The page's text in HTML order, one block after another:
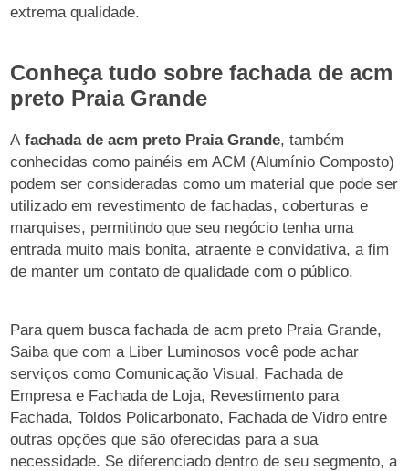
extrema qualidade.
Conheça tudo sobre fachada de acm
preto Praia Grande
A fachada de acm preto Praia Grande, também
conhecidas como painéis em ACM (Alumínio Composto)
podem ser consideradas como um material que pode ser
utilizado em revestimento de fachadas, coberturas e
marquises, permitindo que seu negócio tenha uma
entrada muito mais bonita, atraente e convidativa, a fim
de manter um contato de qualidade com o público.
Para quem busca fachada de acm preto Praia Grande,
Saiba que com a Liber Luminosos você pode achar
serviços como Comunicação Visual, Fachada de
Empresa e Fachada de Loja, Revestimento para
Fachada, Toldos Policarbonato, Fachada de Vidro entre
outras opções que são oferecidas para a sua
necessidade. Se diferenciado dentro de seu segmento, a